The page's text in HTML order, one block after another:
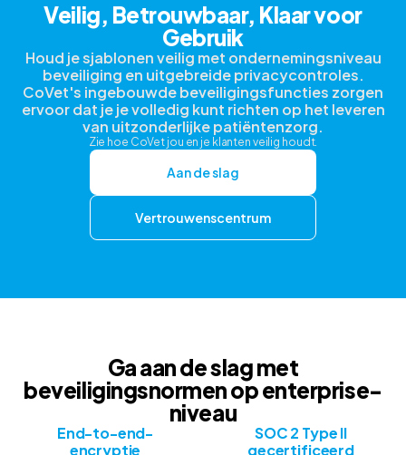
Veilig, Betrouwbaar, Klaar voor
Gebruik
Houd je sjablonen veilig met ondernemingsniveau
beveiliging en uitgebreide privacycontroles.
CoVet's ingebouwde beveiligingsfuncties zorgen
ervoor dat je je volledig kunt richten op het leveren
van uitzonderlijke patiëntenzorg.
Zie hoe CoVet jou en je klanten veilig houdt.
Aan de slag
Vertrouwenscentrum
Ga aan de slag met
beveiligingsnormen op enterprise-
niveau
End-to-end-
encryptie
SOC 2 Type II
gecertificeerd